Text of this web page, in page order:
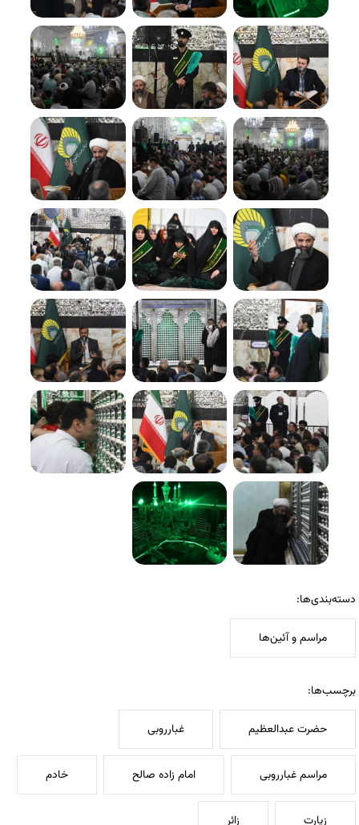
دسته‌بندی‌ها:
مراسم و آئین‌ها
برچسب‌ها:
حضرت عبدالعظیم غبارروبی
مراسم غبارروبی امام زاده صالح خادم
زیارت زائر